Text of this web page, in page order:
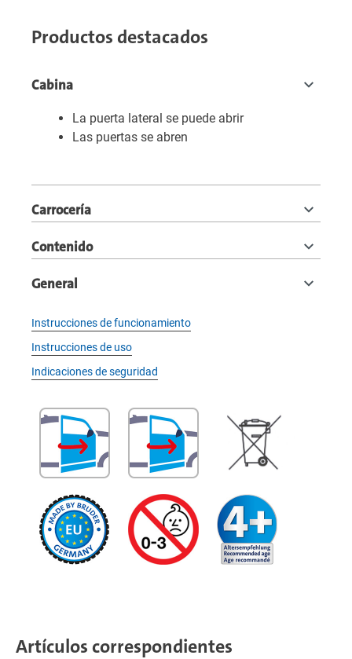
Productos destacados
Cabina
La puerta lateral se puede abrir
Las puertas se abren
Carrocería
Contenido
General
Instrucciones de funcionamiento
Instrucciones de uso
Indicaciones de seguridad
Artículos correspondientes